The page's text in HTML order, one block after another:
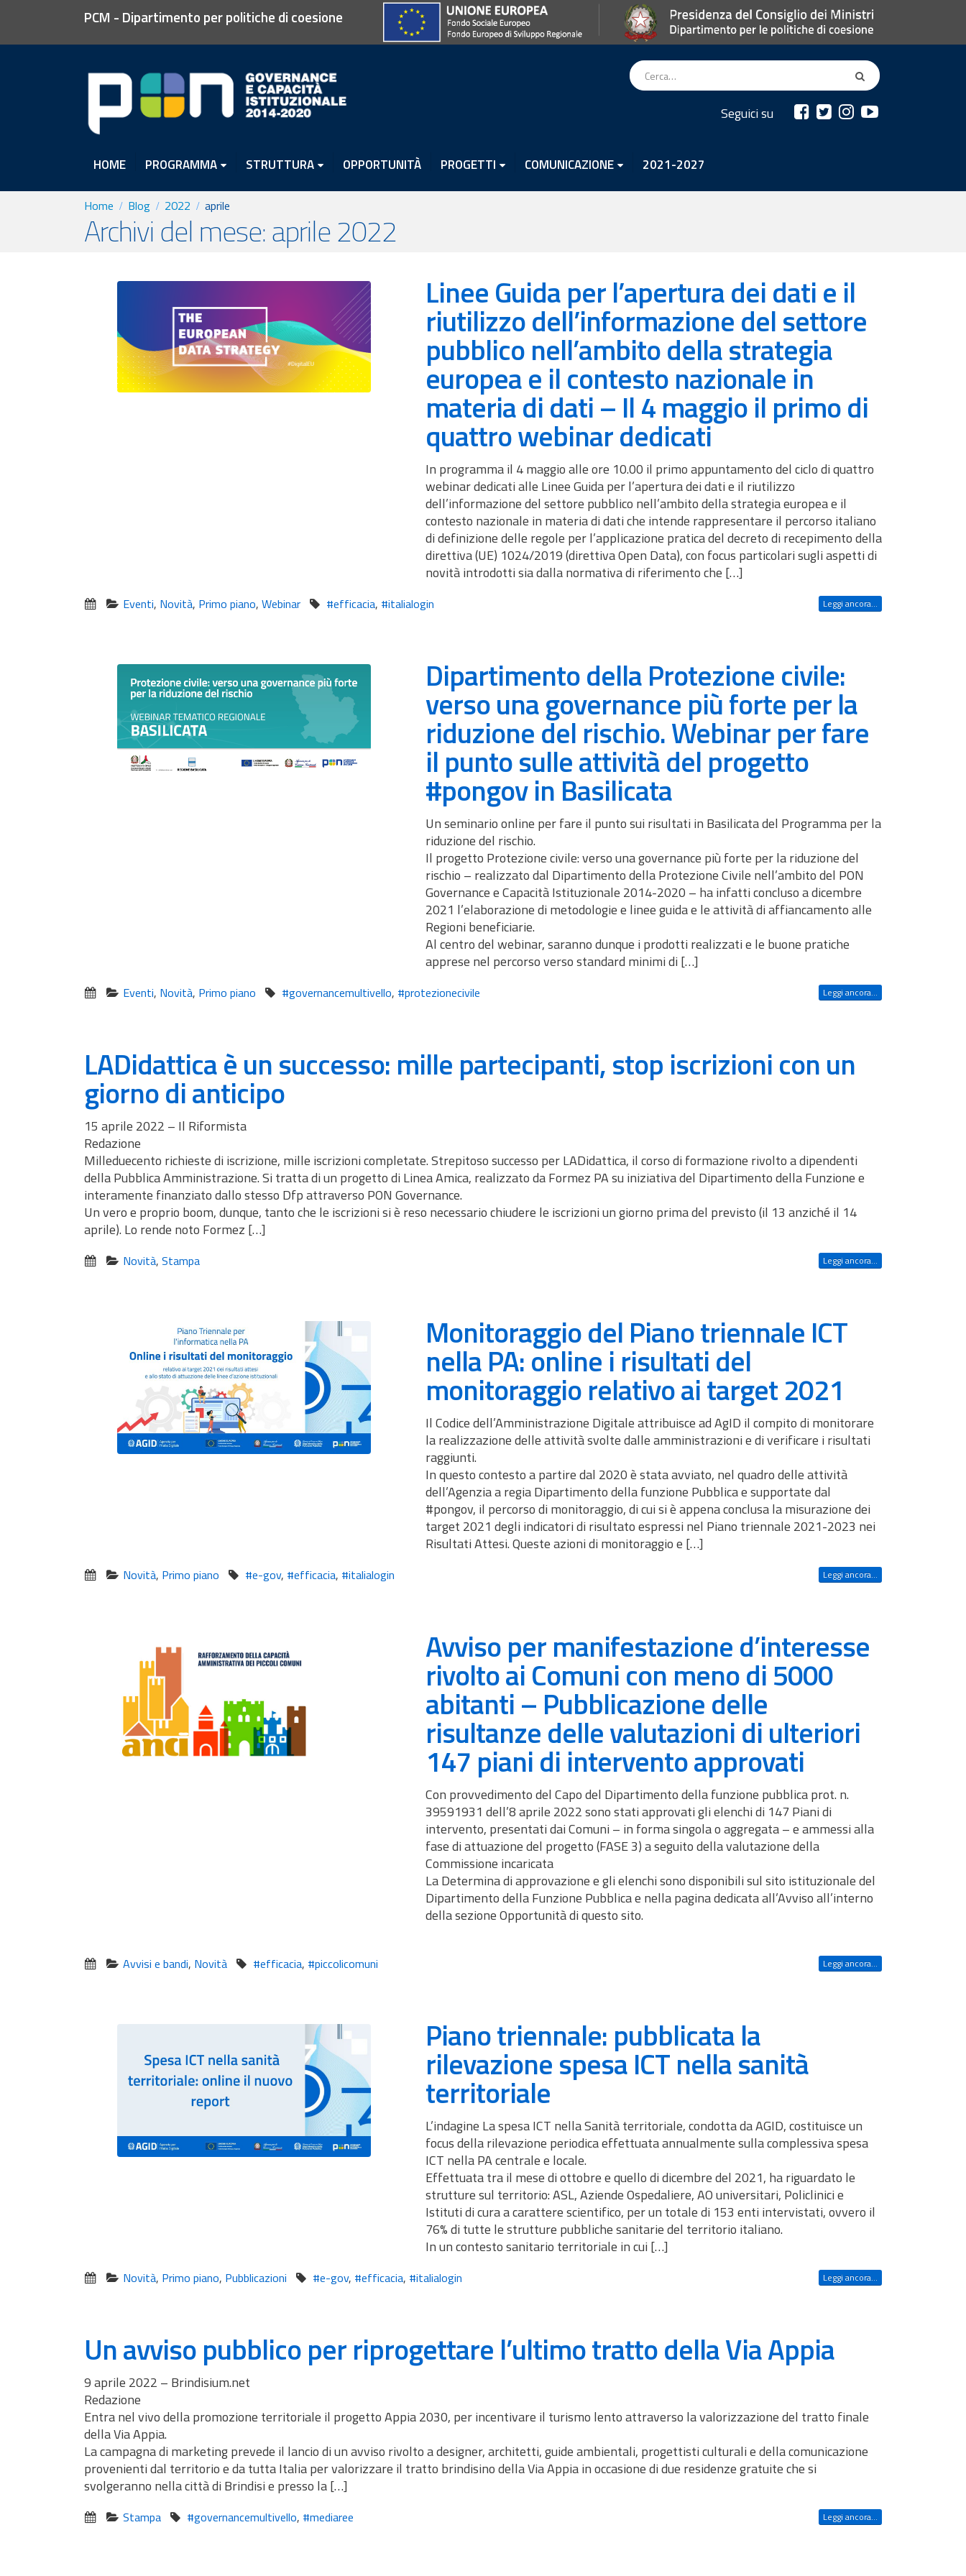
PCM - Dipartimento per politiche di coesione
Seguici su
HOME PROGRAMMA STRUTTURA OPPORTUNITÀ PROGETTI COMUNICAZIONE 2021-2027
Home Blog 2022 aprile
Archivi del mese: aprile 2022
Linee Guida per l’apertura dei dati e il
riutilizzo dell’informazione del settore
pubblico nell’ambito della strategia
europea e il contesto nazionale in
materia di dati – Il 4 maggio il primo di
quattro webinar dedicati
In programma il 4 maggio alle ore 10.00 il primo appuntamento del ciclo di quattro
webinar dedicati alle Linee Guida per l’apertura dei dati e il riutilizzo
dell’informazione del settore pubblico nell’ambito della strategia europea e il
contesto nazionale in materia di dati che intende rappresentare il percorso italiano
di definizione delle regole per l’applicazione pratica del decreto di recepimento della
direttiva (UE) 1024/2019 (direttiva Open Data), con focus particolari sugli aspetti di
novità introdotti sia dalla normativa di riferimento che […]
Eventi, Novità, Primo piano,Webinar #efficacia, #italialogin Leggi ancora...
Dipartimento della Protezione civile:
verso una governance più forte per la
riduzione del rischio. Webinar per fare
il punto sulle attività del progetto
#pongov in Basilicata
Un seminario online per fare il punto sui risultati in Basilicata del Programma per la
riduzione del rischio.
Il progetto Protezione civile: verso una governance più forte per la riduzione del
rischio – realizzato dal Dipartimento della Protezione Civile nell’ambito del PON
Governance e Capacità Istituzionale 2014-2020 – ha infatti concluso a dicembre
2021 l’elaborazione di metodologie e linee guida e le attività di affiancamento alle
Regioni beneficiarie.
Al centro del webinar, saranno dunque i prodotti realizzati e le buone pratiche
apprese nel percorso verso standard minimi di […]
Eventi, Novità, Primo piano #governancemultivello, #protezionecivile Leggi ancora...
LADidattica è un successo: mille partecipanti, stop iscrizioni con un
giorno di anticipo
15 aprile 2022 – Il Riformista
Redazione
Milleduecento richieste di iscrizione, mille iscrizioni completate. Strepitoso successo per LADidattica, il corso di formazione rivolto a dipendenti
della Pubblica Amministrazione. Si tratta di un progetto di Linea Amica, realizzato da Formez PA su iniziativa del Dipartimento della Funzione e
interamente finanziato dallo stesso Dfp attraverso PON Governance.
Un vero e proprio boom, dunque, tanto che le iscrizioni si è reso necessario chiudere le iscrizioni un giorno prima del previsto (il 13 anziché il 14
aprile). Lo rende noto Formez […]
Novità,Stampa Leggi ancora...
Monitoraggio del Piano triennale ICT
nella PA: online i risultati del
monitoraggio relativo ai target 2021
Il Codice dell’Amministrazione Digitale attribuisce ad AgID il compito di monitorare
la realizzazione delle attività svolte dalle amministrazioni e di verificare i risultati
raggiunti.
In questo contesto a partire dal 2020 è stata avviato, nel quadro delle attività
dell’Agenzia a regia Dipartimento della funzione Pubblica e supportate dal
#pongov, il percorso di monitoraggio, di cui si è appena conclusa la misurazione dei
target 2021 degli indicatori di risultato espressi nel Piano triennale 2021-2023 nei
Risultati Attesi. Queste azioni di monitoraggio e […]
Novità, Primo piano #e-gov, #efficacia, #italialogin Leggi ancora...
Avviso per manifestazione d’interesse
rivolto ai Comuni con meno di 5000
abitanti – Pubblicazione delle
risultanze delle valutazioni di ulteriori
147 piani di intervento approvati
Con provvedimento del Capo del Dipartimento della funzione pubblica prot. n.
39591931 dell’8 aprile 2022 sono stati approvati gli elenchi di 147 Piani di
intervento, presentati dai Comuni – in forma singola o aggregata – e ammessi alla
fase di attuazione del progetto (FASE 3) a seguito della valutazione della
Commissione incaricata
La Determina di approvazione e gli elenchi sono disponibili sul sito istituzionale del
Dipartimento della Funzione Pubblica e nella pagina dedicata all’Avviso all’interno
della sezione Opportunità di questo sito.
Avvisi e bandi, Novità #efficacia, #piccolicomuni Leggi ancora...
Piano triennale: pubblicata la
rilevazione spesa ICT nella sanità
territoriale
L’indagine La spesa ICT nella Sanità territoriale, condotta da AGID, costituisce un
focus della rilevazione periodica effettuata annualmente sulla complessiva spesa
ICT nella PA centrale e locale.
Effettuata tra il mese di ottobre e quello di dicembre del 2021, ha riguardato le
strutture sul territorio: ASL, Aziende Ospedaliere, AO universitari, Policlinici e
Istituti di cura a carattere scientifico, per un totale di 153 enti intervistati, ovvero il
76% di tutte le strutture pubbliche sanitarie del territorio italiano.
In un contesto sanitario territoriale in cui […]
Novità, Primo piano, Pubblicazioni #e-gov, #efficacia, #italialogin Leggi ancora...
Un avviso pubblico per riprogettare l’ultimo tratto della Via Appia
9 aprile 2022 – Brindisium.net
Redazione
Entra nel vivo della promozione territoriale il progetto Appia 2030, per incentivare il turismo lento attraverso la valorizzazione del tratto finale
della Via Appia.
La campagna di marketing prevede il lancio di un avviso rivolto a designer, architetti, guide ambientali, progettisti culturali e della comunicazione
provenienti dal territorio e da tutta Italia per valorizzare il tratto brindisino della Via Appia in occasione di due residenze gratuite che si
svolgeranno nella città di Brindisi e presso la […]
Stampa #governancemultivello, #mediaree Leggi ancora...